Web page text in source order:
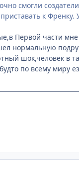
смогли
к Френку.
Первой части мне
нормальную
шок,человек в
по всему миру